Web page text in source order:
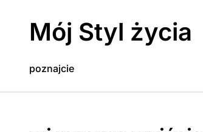
Mój Styl życia
poznajcie